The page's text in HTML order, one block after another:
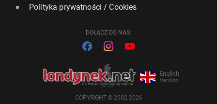
Polityka prywatności / Cookies
DOŁĄCZ DO NAS:
English
Version
COPYRIGHT © 2002-2026